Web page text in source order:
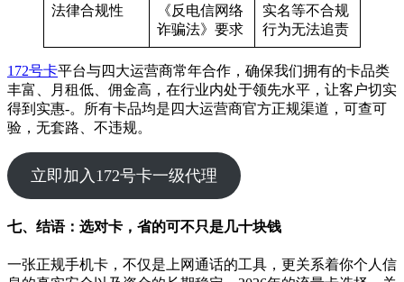
法律合规性
《反电信网络
诈骗法》要求
实名等不合规
行为无法追责
172号卡平台与四大运营商常年合作，确保我们拥有的卡品类
丰富、月租低、佣金高，在行业内处于领先水平，让客户切实
得到实惠-。所有卡品均是四大运营商官方正规渠道，可查可
验，无套路、不违规。
立即加入172号卡一级代理
七、结语：选对卡，省的可不只是几十块钱
一张正规手机卡，不仅是上网通话的工具，更关系着你个人信